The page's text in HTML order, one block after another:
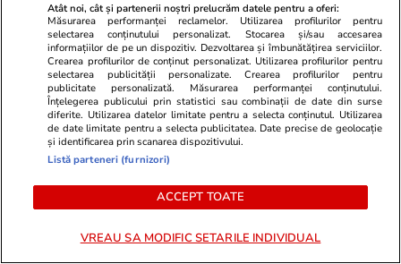
Comentarii (7)
MirunaI 27.07.2023, 23:03
Este un loc superb
0 0 0
ce destinatie frumoasa de vacanta !
0 0
Atât noi, cât și partenerii noștri prelucrăm datele pentru a oferi:
Măsurarea performanței reclamelor. Utilizarea profilurilor pentru
selectarea conținutului personalizat. Stocarea și/sau accesarea
informațiilor de pe un dispozitiv. Dezvoltarea și îmbunătățirea serviciilor.
Crearea profilurilor de conținut personalizat. Utilizarea profilurilor pentru
selectarea publicității personalizate. Crearea profilurilor pentru
publicitate personalizată. Măsurarea performanței conținutului.
Înțelegerea publicului prin statistici sau combinații de date din surse
diferite. Utilizarea datelor limitate pentru a selecta conținutul. Utilizarea
de date limitate pentru a selecta publicitatea. Date precise de geolocație
și identificarea prin scanarea dispozitivului.
Listă parteneri (furnizori)
ACCEPT TOATE
VREAU SA MODIFIC SETARILE INDIVIDUAL